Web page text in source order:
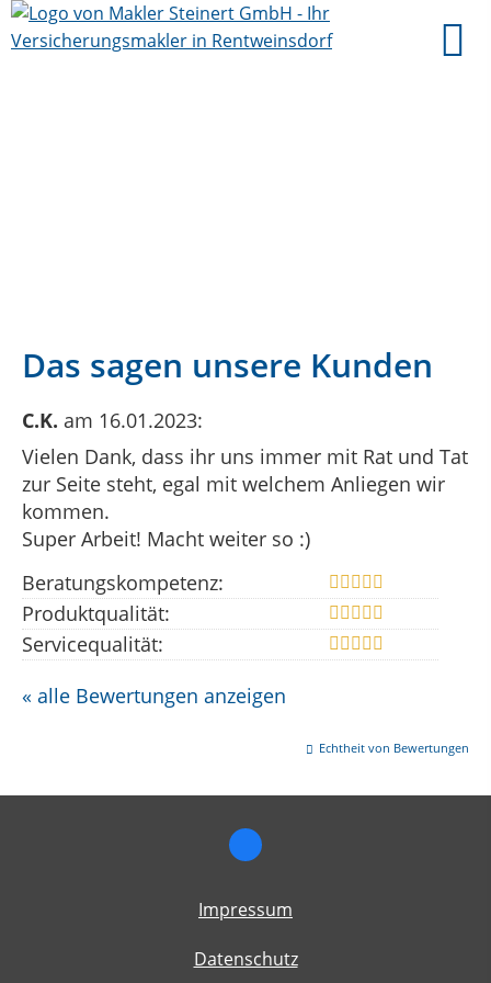
Das sagen unsere Kunden
C.K. am 16.01.2023:
Vielen Dank, dass ihr uns immer mit Rat und Tat
zur Seite steht, egal mit welchem Anliegen wir
kommen.
Super Arbeit! Macht weiter so :)
Beratungskompetenz:
Produktqualität:
Servicequalität:
« alle Bewertungen anzeigen
Echtheit von Bewertungen
Impressum
Datenschutz